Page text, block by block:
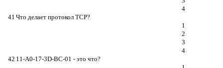
4
41 Что делает протокол TCP?
1
2
3
4
42 11-А0-17-3D-BC-01 - это что?